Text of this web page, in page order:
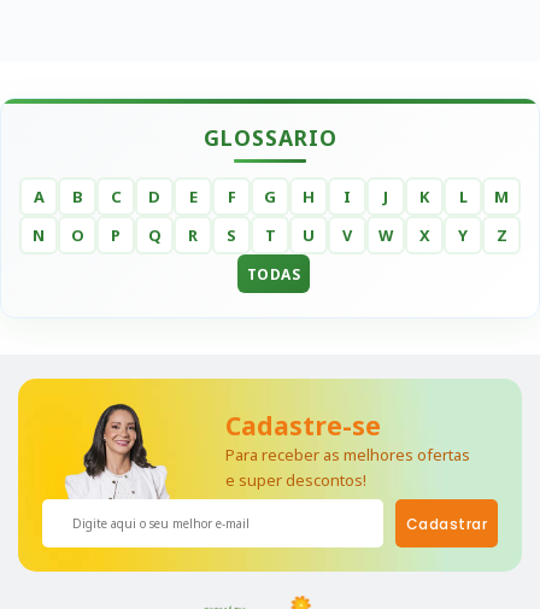
GLOSSARIO
A B C D E F G H I J K L
M
N
O P Q R S T U V W X Y Z
TODAS
Cadastre-se
Para receber as melhores ofertas
e super descontos!
Cadastrar